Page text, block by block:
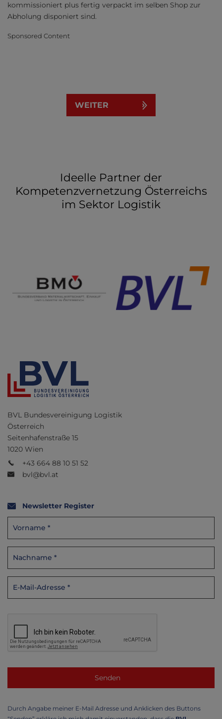
kommissioniert plus fertig verpackt im selben Shop zur
Abholung disponiert sind.
Sponsored Content
WEITER
Ideelle Partner der
Kompetenzvernetzung Österreichs
im Sektor Logistik
BVL Bundesvereinigung Logistik
Österreich
Seitenhafenstraße 15
1020 Wien
+43 664 88 10 51 52
bvl@bvl.at
Newsletter Register
Durch Angabe meiner E-Mail Adresse und Anklicken des Buttons